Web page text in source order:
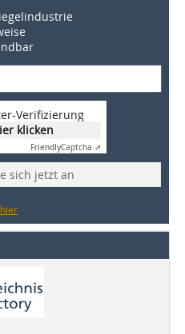
Verifizierung
klicken
FriendlyCaptcha ⇗
sich jetzt an